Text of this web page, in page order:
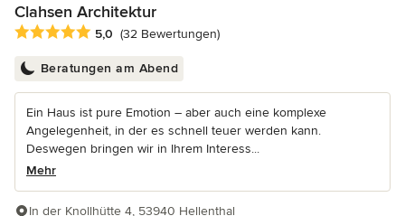
Clahsen Architektur
Durchschnittliche Bewertung: 5 von 5 Sternen
5,0 (32 Bewertungen)
Beratungen am Abend
Ein Haus ist pure Emotion – aber auch eine komplexe
Angelegenheit, in der es schnell teuer werden kann.
Deswegen bringen wir in Ihrem Interess...
Mehr
In der Knollhütte 4, 53940 Hellenthal